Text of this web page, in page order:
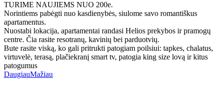
TURIME NAUJIEMS NUO 200e.
Norintiems pabėgti nuo kasdienybės, siulome savo romantiškus
apartamentus.
Nuostabi lokacija, apartamentai randasi Helios prekybos ir pramogų
centre. Čia rasite resotranų, kavinių bei parduotvių.
Bute rasite viską, ko gali pritrukti patogiam poilsiui: tapkes, chalatus,
virtuvelė, terasą, plačiekranį smart tv, patogia king size lovą ir kitus
patogumus
DaugiauMažiau